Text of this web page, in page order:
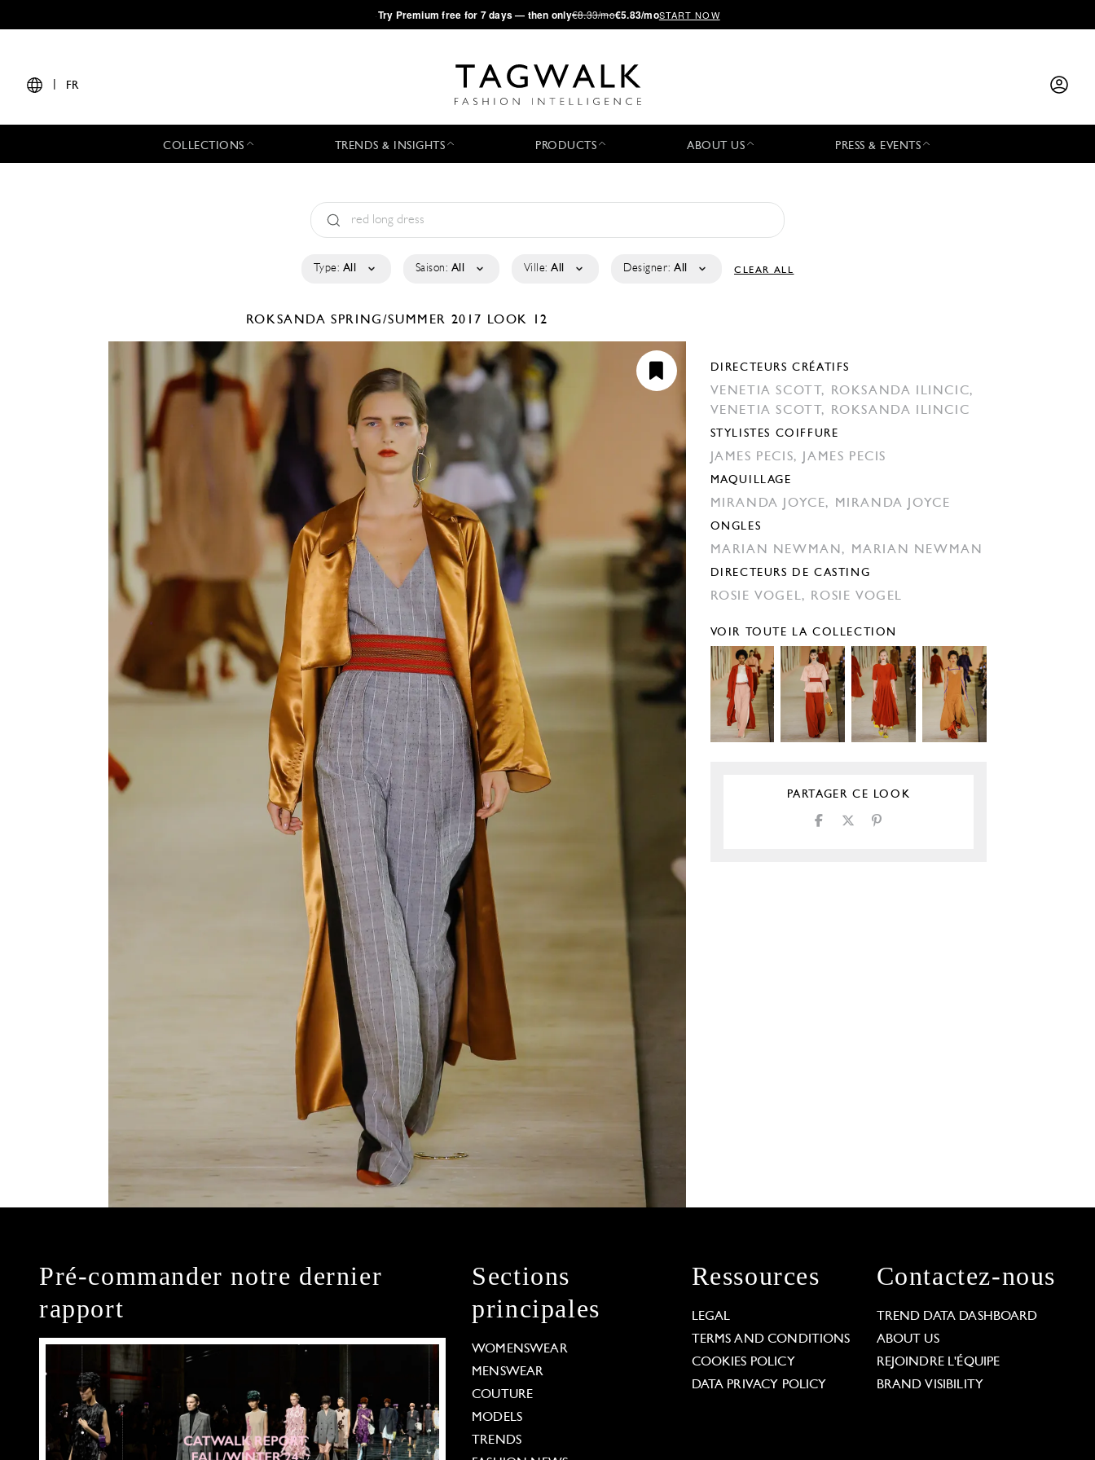
·Try Premium free for 7 days — then only€8.33/mo€5.83/moSTART NOW
FR
COLLECTIONS TRENDS & INSIGHTS PRODUCTS ABOUT US PRESS & EVENTS
Type: All Saison: All Ville: All Designer: All CLEAR ALL
ROKSANDASPRING/SUMMER 2017 LOOK 12
DIRECTEURS CRÉATIFS
VENETIA SCOTT,
ROKSANDA ILINCIC,
VENETIA SCOTT,
ROKSANDA ILINCIC
STYLISTES COIFFURE
JAMES PECIS, JAMES PECIS
MAQUILLAGE
MIRANDA JOYCE, MIRANDA JOYCE
ONGLES
MARIAN NEWMAN, MARIAN NEWMAN
DIRECTEURS DE CASTING
ROSIE VOGEL, ROSIE VOGEL
VOIR TOUTE LA COLLECTION
PARTAGER CE LOOK
Pré-commander notre dernier
rapport
Sections
principales
WOMENSWEAR
MENSWEAR
COUTURE
MODELS
TRENDS
Ressources
LEGAL
TERMS AND CONDITIONS
COOKIES POLICY
DATA PRIVACY POLICY
Contactez-nous
TREND DATA DASHBOARD
ABOUT US
REJOINDRE L'ÉQUIPE
BRAND VISIBILITY